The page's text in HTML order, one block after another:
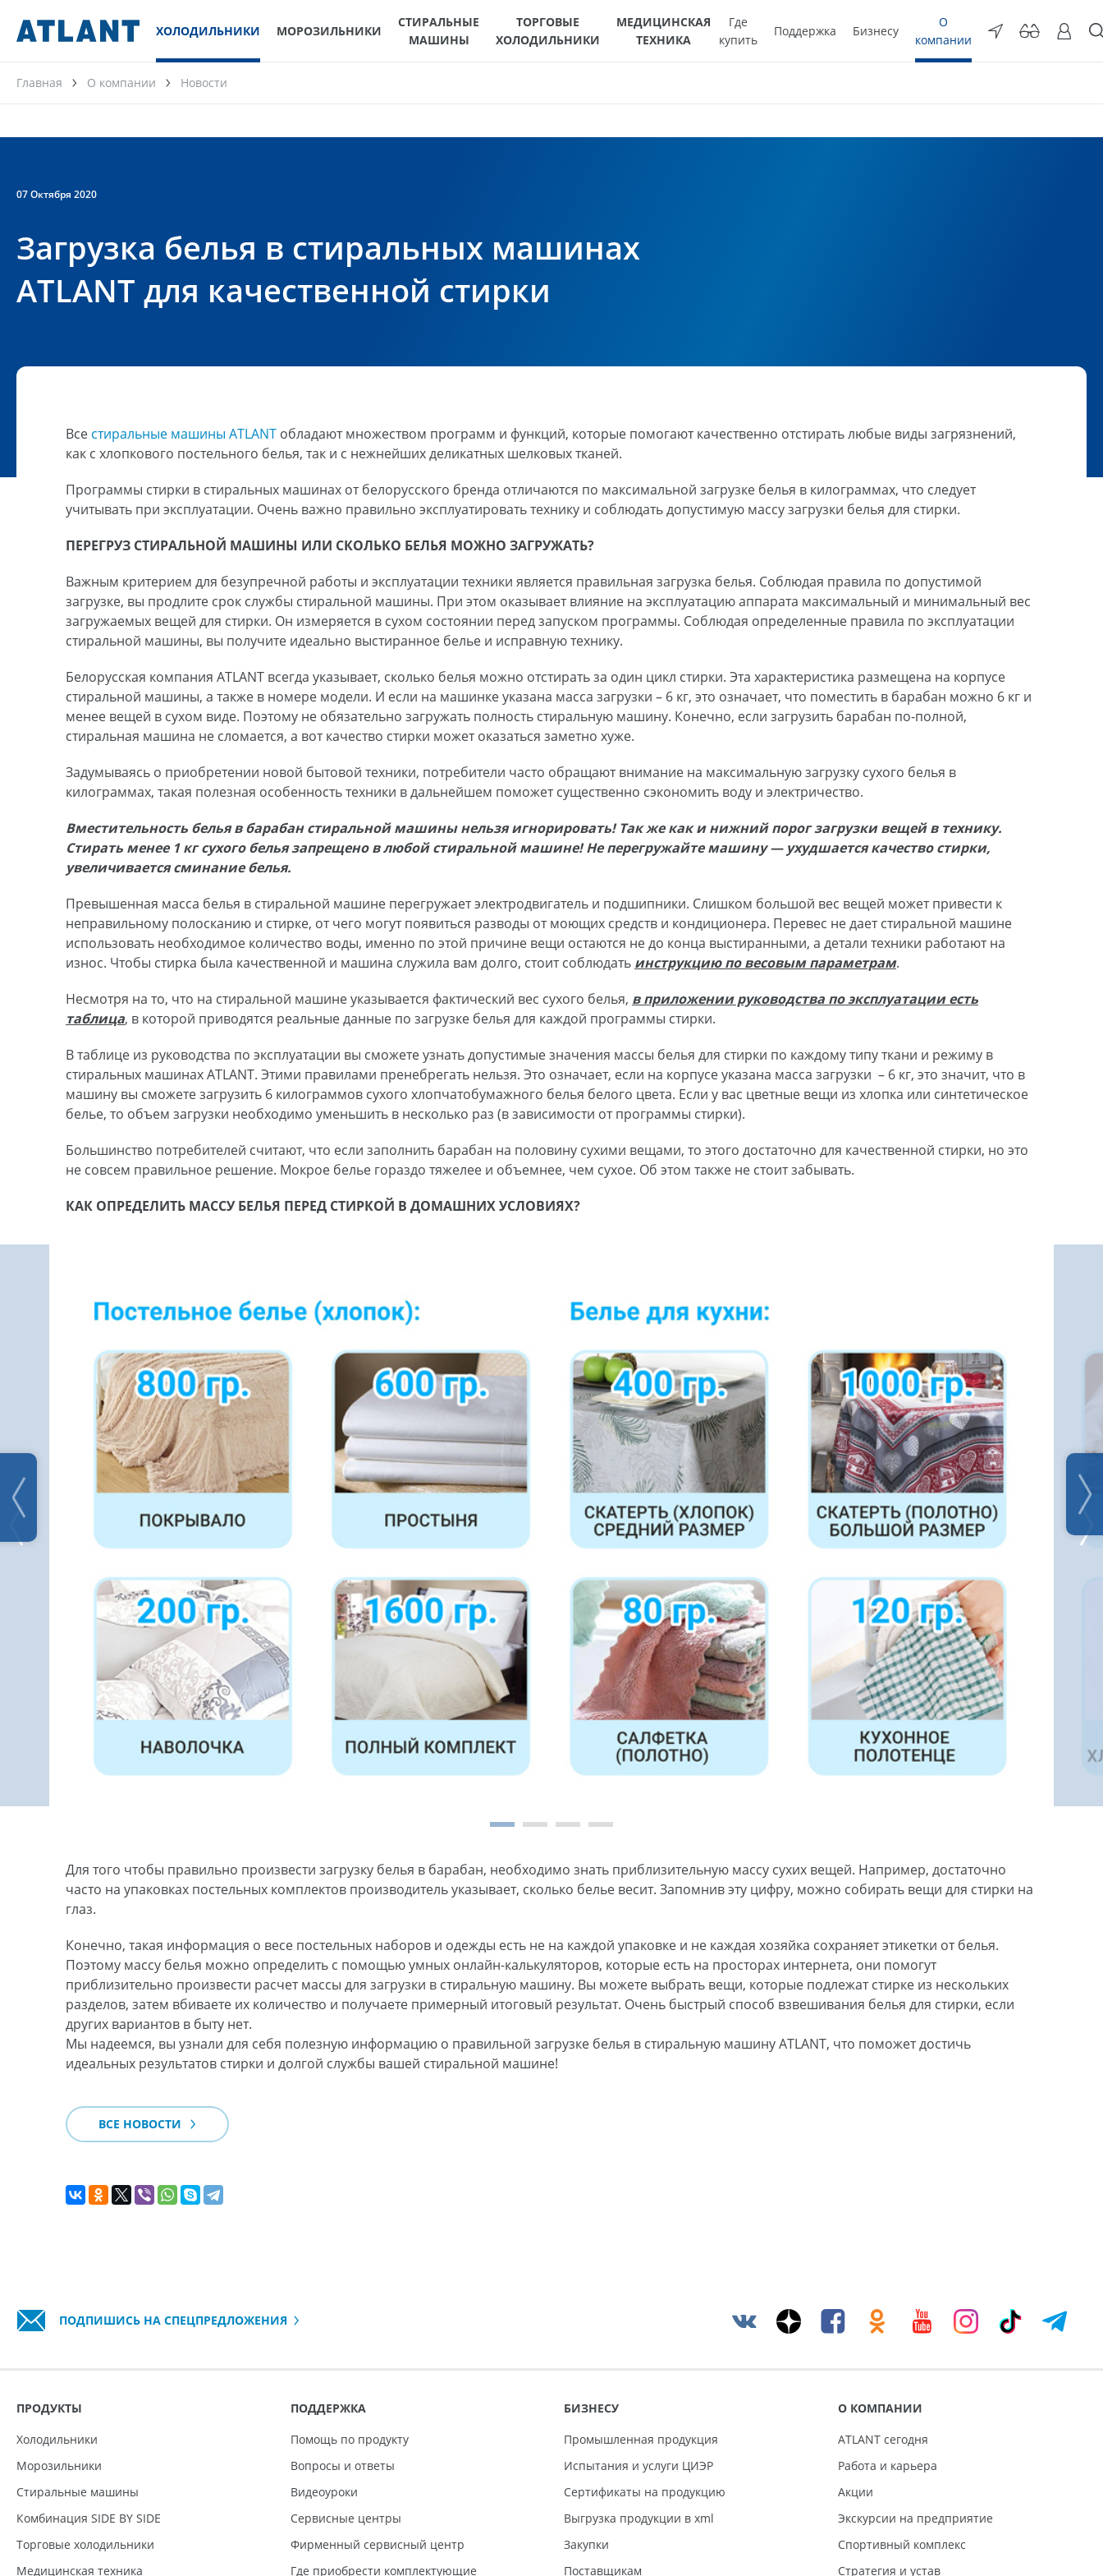
ХОЛОДИЛЬНИКИ МОРОЗИЛЬНИКИ
СТИРАЛЬНЫЕ
МАШИНЫ
ТОРГОВЫЕ
ХОЛОДИЛЬНИКИ
МЕДИЦИНСКАЯ
ТЕХНИКА
Где
купить
Поддержка Бизнесу
О
компании
Главная О компании Новости
07 Октября 2020
Загрузка белья в стиральных машинах
ATLANT для качественной стирки
Все стиральные машины ATLANT обладают множеством программ и функций, которые помогают качественно отстирать любые виды загрязнений,
как с хлопкового постельного белья, так и с нежнейших деликатных шелковых тканей.
Программы стирки в стиральных машинах от белорусского бренда отличаются по максимальной загрузке белья в килограммах, что следует
учитывать при эксплуатации. Очень важно правильно эксплуатировать технику и соблюдать допустимую массу загрузки белья для стирки.
ПЕРЕГРУЗ СТИРАЛЬНОЙ МАШИНЫ ИЛИ СКОЛЬКО БЕЛЬЯ МОЖНО ЗАГРУЖАТЬ?
Важным критерием для безупречной работы и эксплуатации техники является правильная загрузка белья. Соблюдая правила по допустимой
загрузке, вы продлите срок службы стиральной машины. При этом оказывает влияние на эксплуатацию аппарата максимальный и минимальный вес
загружаемых вещей для стирки. Он измеряется в сухом состоянии перед запуском программы. Соблюдая определенные правила по эксплуатации
стиральной машины, вы получите идеально выстиранное белье и исправную технику.
Белорусская компания ATLANT всегда указывает, сколько белья можно отстирать за один цикл стирки. Эта характеристика размещена на корпусе
стиральной машины, а также в номере модели. И если на машинке указана масса загрузки – 6 кг, это означает, что поместить в барабан можно 6 кг и
менее вещей в сухом виде. Поэтому не обязательно загружать полность стиральную машину. Конечно, если загрузить барабан по-полной,
стиральная машина не сломается, а вот качество стирки может оказаться заметно хуже.
Задумываясь о приобретении новой бытовой техники, потребители часто обращают внимание на максимальную загрузку сухого белья в
килограммах, такая полезная особенность техники в дальнейшем поможет существенно сэкономить воду и электричество.
Вместительность белья в барабан стиральной машины нельзя игнорировать!Так же как и нижний порог загрузки вещей в технику.
Стирать менее 1 кг сухого белья запрещено в любой стиральной машине!Не перегружайте машину — ухудшается качество стирки,
увеличивается сминание белья.
Превышенная масса белья в стиральной машине перегружает электродвигатель и подшипники. Слишком большой вес вещей может привести к
неправильному полосканию и стирке, от чего могут появиться разводы от моющих средств и кондиционера. Перевес не дает стиральной машине
использовать необходимое количество воды, именно по этой причине вещи остаются не до конца выстиранными, а детали техники работают на
износ. Чтобы стирка была качественной и машина служила вам долго, стоит соблюдать инструкцию по весовым параметрам.
Несмотря на то, что на стиральной машине указывается фактический вес сухого белья, в приложении руководства по эксплуатации есть
таблица, в которой приводятся реальные данные по загрузке белья для каждой программы стирки.
В таблице из руководства по эксплуатации вы сможете узнать допустимые значения массы белья для стирки по каждому типу ткани и режиму в
стиральных машинах ATLANT. Этими правилами пренебрегать нельзя. Это означает, если на корпусе указана масса загрузки ­ – 6 кг, это значит, что в
машину вы сможете загрузить 6 килограммов сухого хлопчатобумажного белья белого цвета. Если у вас цветные вещи из хлопка или синтетическое
белье, то объем загрузки необходимо уменьшить в несколько раз (в зависимости от программы стирки).
Большинство потребителей считают, что если заполнить барабан на половину сухими вещами, то этого достаточно для качественной стирки, но это
не совсем правильное решение. Мокрое белье гораздо тяжелее и объемнее, чем сухое. Об этом также не стоит забывать.
КАК ОПРЕДЕЛИТЬ МАССУ БЕЛЬЯ ПЕРЕД СТИРКОЙ В ДОМАШНИХ УСЛОВИЯХ?
Для того чтобы правильно произвести загрузку белья в барабан, необходимо знать приблизительную массу сухих вещей. Например, достаточно
часто на упаковках постельных комплектов производитель указывает, сколько белье весит. Запомнив эту цифру, можно собирать вещи для стирки на
глаз.
Конечно, такая информация о весе постельных наборов и одежды есть не на каждой упаковке и не каждая хозяйка сохраняет этикетки от белья.
Поэтому массу белья можно определить с помощью умных онлайн-калькуляторов, которые есть на просторах интернета, они помогут
приблизительно произвести расчет массы для загрузки в стиральную машину. Вы можете выбрать вещи, которые подлежат стирке из нескольких
разделов, затем вбиваете их количество и получаете примерный итоговый результат. Очень быстрый способ взвешивания белья для стирки, если
других вариантов в быту нет.
Мы надеемся, вы узнали для себя полезную информацию о правильной загрузке белья в стиральную машину ATLANT, что поможет достичь
идеальных результатов стирки и долгой службы вашей стиральной машине!
ВСЕ НОВОСТИ
ПОДПИШИСЬ НА СПЕЦПРЕДЛОЖЕНИЯ
ПРОДУКТЫ
Холодильники
Морозильники
Стиральные машины
Комбинация SIDE BY SIDE
Торговые холодильники
Медицинская техника
ПОДДЕРЖКА
Помощь по продукту
Вопросы и ответы
Видеоуроки
Сервисные центры
Фирменный сервисный центр
Где приобрести комплектующие
БИЗНЕСУ
Промышленная продукция
Испытания и услуги ЦИЭР
Сертификаты на продукцию
Выгрузка продукции в xml
Закупки
Поставщикам
О КОМПАНИИ
ATLANT сегодня
Работа и карьера
Акции
Экскурсии на предприятие
Спортивный комплекс
Стратегия и устав